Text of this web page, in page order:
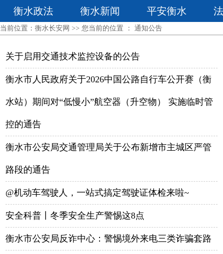
衡水政法 衡水新闻 平安衡水
当前位置： 衡水长安网 >> 您当前的位置 ： 通知公告
关于启用交通技术监控设备的公告
衡水市人民政府关于2026中国公路自行车公开赛（衡
水站）期间对“低慢小”航空器（升空物） 实施临时管
控的通告
衡水市公安局交通管理局关于公布新增市主城区严管
路段的通告
@机动车驾驶人，一站式搞定驾驶证体检来啦~
安全科普丨冬季安全生产警惕这8点
衡水市公安局反诈中心：警惕境外来电三类诈骗套路